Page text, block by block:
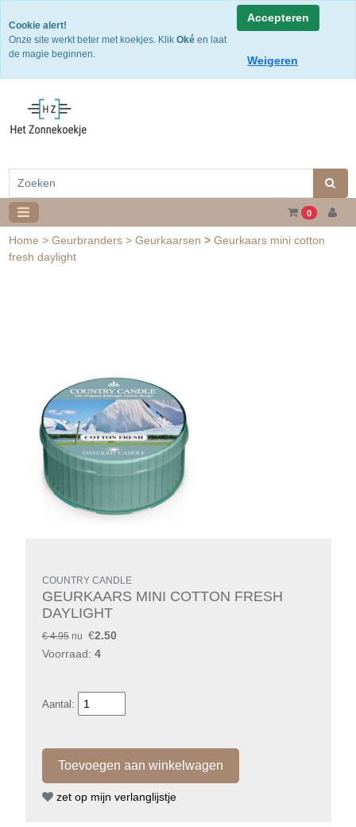
Gratis verzending v.a. €50,- NL of €75,-BE/DU
30 dagen retourtermijn
0
Home > Geurbranders > Geurkaarsen > Geurkaars mini cotton
fresh daylight
COUNTRY CANDLE
GEURKAARS MINI COTTON FRESH
DAYLIGHT
€ 4.95nu €2.50
Voorraad: 4
Aantal:
zet op mijn verlanglijstje
Cookie alert!
Onze site werkt beter met koekjes. Klik Oké en laat
de magie beginnen.
Accepteren
Weigeren